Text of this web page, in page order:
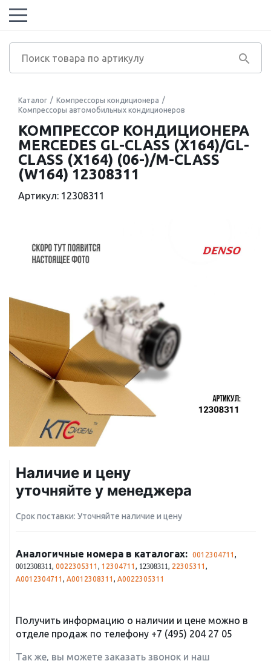
Каталог
Компрессоры кондиционера
Компрессоры автомобильных кондиционеров
КОМПРЕССОР КОНДИЦИОНЕРА
MERCEDES GL-CLASS (X164)/GL-
CLASS (X164) (06-)/M-CLASS
(W164) 12308311
Артикул: 12308311
Наличие и цену
уточняйте у менеджера
Срок поставки: Уточняйте наличие и цену
Аналогичные номера в каталогах: 0012304711 ,
0012308311, 0022305311 , 12304711 , 12308311, 22305311 ,
A0012304711 , A0012308311 , A0022305311
Получить информацию о наличии и цене можно в
отделе продаж по телефону +7 (495) 204 27 05
Так же, вы можете заказать звонок и наш